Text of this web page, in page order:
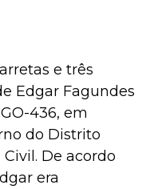
e três
Edgar Fagundes
436, em
do Distrito
De acordo
era